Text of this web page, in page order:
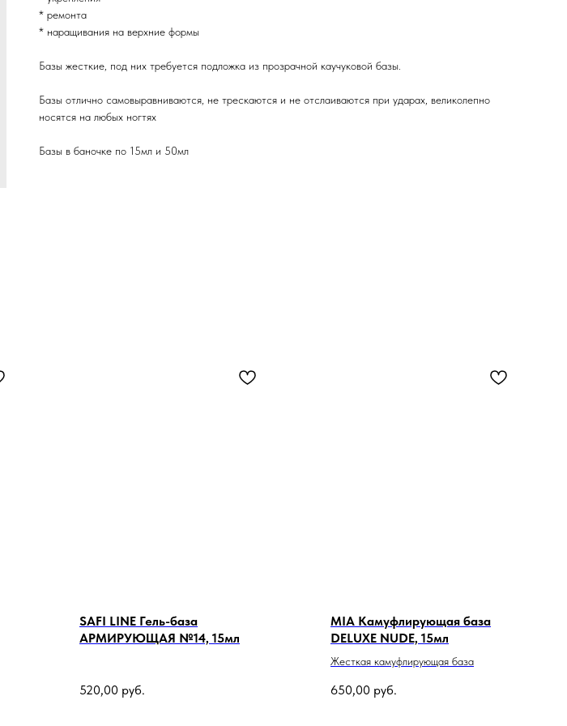
* ремонта
* наращивания на верхние формы
Базы жесткие, под них требуется подложка из прозрачной каучуковой базы.
Базы отлично самовыравниваются, не трескаются и не отслаиваются при ударах, великолепно
носятся на любых ногтях
Базы в баночке по 15мл и 50мл
SAFI LINE Гель-база
АРМИРУЮЩАЯ №14, 15мл
520,00 руб.
MIA Камуфлирующая база
DELUXE NUDE, 15мл
Жесткая камуфлирующая база
650,00 руб.